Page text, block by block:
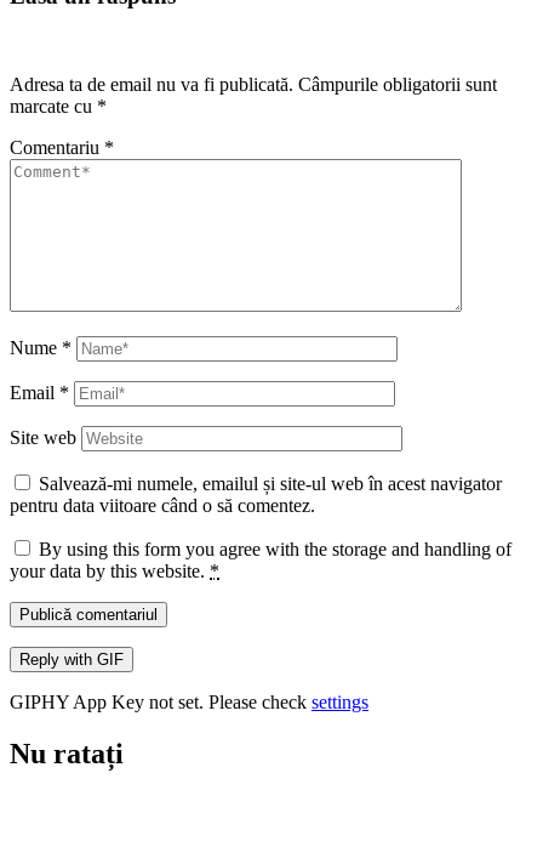
Adresa ta de email nu va fi publicată. Câmpurile obligatorii sunt
marcate cu *
Comentariu *
Nume *
Email *
Site web
Salvează-mi numele, emailul și site-ul web în acest navigator
pentru data viitoare când o să comentez.
By using this form you agree with the storage and handling of
your data by this website. *
Publică comentariul
Reply with GIF
GIPHY App Key not set. Please check settings
Nu ratați